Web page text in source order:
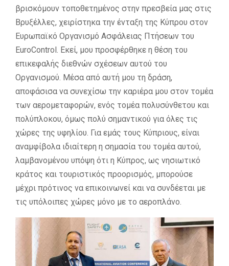
βρισκόμουν τοποθετημένος στην πρεσβεία μας στις
Βρυξέλλες, χειρίστηκα την ένταξη της Κύπρου στον
Ευρωπαϊκό Οργανισμό Ασφάλειας Πτήσεων του
EuroControl. Εκεί, μου προσφέρθηκε η θέση του
επικεφαλής διεθνών σχέσεων αυτού του
Οργανισμού. Μέσα από αυτή μου τη δράση,
αποφάσισα να συνεχίσω την καριέρα μου στον τομέα
των αερομεταφορών, ενός τομέα πολυσύνθετου και
πολύπλοκου, όμως πολύ σημαντικού για όλες τις
χώρες της υφηλίου. Για εμάς τους Κύπριους, είναι
αναμφίβολα ιδιαίτερη η σημασία του τομέα αυτού,
λαμβανομένου υπόψη ότι η Κύπρος, ως νησιωτικό
κράτος και τουριστικός προορισμός, μπορούσε
μέχρι πρότινος να επικοινωνεί και να συνδέεται με
τις υπόλοιπες χώρες μόνο με το αεροπλάνο.